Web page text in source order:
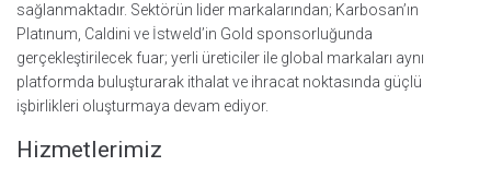
sağlanmaktadır. Sektörün lider markalarından; Karbosan’ın
Platınum, Caldini ve İstweld’in Gold sponsorluğunda
gerçekleştirilecek fuar; yerli üreticiler ile global markaları aynı
platformda buluşturarak ithalat ve ihracat noktasında güçlü
işbirlikleri oluşturmaya devam ediyor.
Hizmetlerimiz